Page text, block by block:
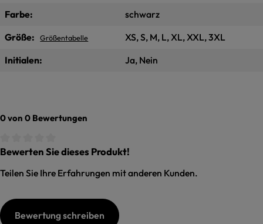
Farbe:
schwarz
Größe:
Größentabelle
XS, S, M, L, XL, XXL, 3XL
Initialen:
Ja, Nein
0 von 0 Bewertungen
Durchschnittliche Bewertung von 0 von 5 Sternen
Bewerten Sie dieses Produkt!
Teilen Sie Ihre Erfahrungen mit anderen Kunden.
Bewertung schreiben